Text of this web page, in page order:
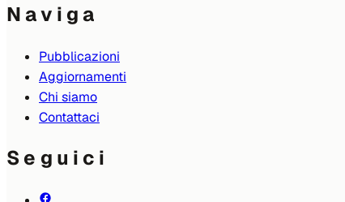
Naviga
Pubblicazioni
Aggiornamenti
Chi siamo
Contattaci
Seguici